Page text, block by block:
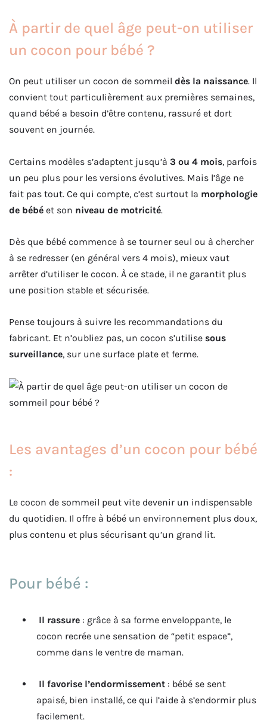
À partir de quel âge peut-on utiliser
un cocon pour bébé ?
On peut utiliser un cocon de sommeil dès la naissance. Il
convient tout particulièrement aux premières semaines,
quand bébé a besoin d’être contenu, rassuré et dort
souvent en journée.
Certains modèles s’adaptent jusqu’à 3 ou 4 mois, parfois
un peu plus pour les versions évolutives. Mais l’âge ne
fait pas tout. Ce qui compte, c’est surtout la morphologie
de bébé et son niveau de motricité.
Dès que bébé commence à se tourner seul ou à chercher
à se redresser (en général vers 4 mois), mieux vaut
arrêter d’utiliser le cocon. À ce stade, il ne garantit plus
une position stable et sécurisée.
Pense toujours à suivre les recommandations du
fabricant. Et n’oubliez pas, un cocon s’utilise sous
surveillance, sur une surface plate et ferme.
Les avantages d’un cocon pour bébé
:
Le cocon de sommeil peut vite devenir un indispensable
du quotidien. Il offre à bébé un environnement plus doux,
plus contenu et plus sécurisant qu’un grand lit.
Pour bébé :
Il rassure : grâce à sa forme enveloppante, le
cocon recrée une sensation de “petit espace”,
comme dans le ventre de maman.
Il favorise l’endormissement : bébé se sent
apaisé, bien installé, ce qui l’aide à s’endormir plus
facilement.